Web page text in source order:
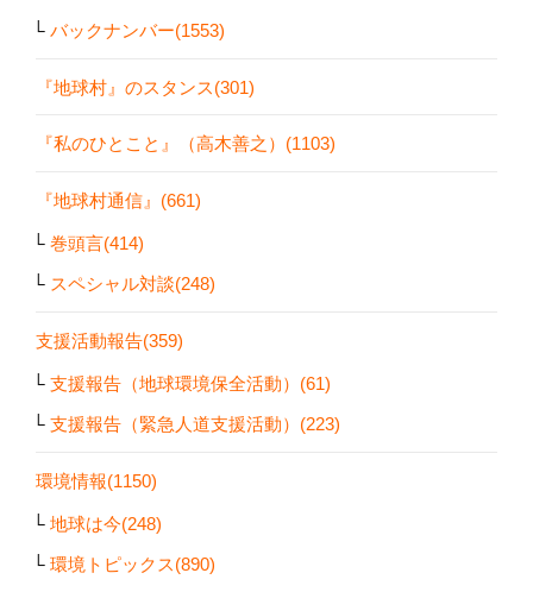
バックナンバー(1553)
『地球村』のスタンス(301)
『私のひとこと』（高木善之）(1103)
『地球村通信』(661)
巻頭言(414)
スペシャル対談(248)
支援活動報告(359)
支援報告（地球環境保全活動）(61)
支援報告（緊急人道支援活動）(223)
環境情報(1150)
地球は今(248)
環境トピックス(890)